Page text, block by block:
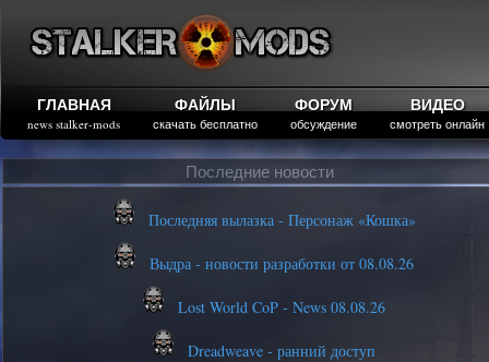
ГЛАВНАЯ
news stalker-mods
ФАЙЛЫ
скачать бесплатно
ФОРУМ
обсуждение
ВИДЕО
смотреть онлайн
Последние новости
Последняя вылазка - Персонаж «Кошка»
Выдра - новости разработки от 08.08.26
Lost World CoP - News 08.08.26
Dreadweave - ранний доступ